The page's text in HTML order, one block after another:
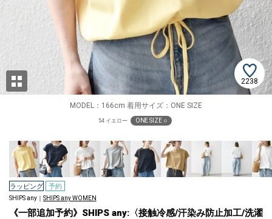
2238
MODEL：166cm 着用サイズ：ONE SIZE
54 イエロー ONE SIZE ○
ラッピング 予約
SHIPS any｜ SHIPS any WOMEN
《一部追加予約》SHIPS any:〈接触冷感/汗染み防止加工/洗濯